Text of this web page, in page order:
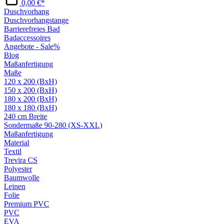
0,00 €*
Duschvorhang
Duschvorhangstange
Barrierefreies Bad
Badaccessoires
Angebote - Sale%
Blog
Maßanfertigung
Maße
120 x 200 (BxH)
150 x 200 (BxH)
180 x 200 (BxH)
180 x 180 (BxH)
240 cm Breite
Sondermaße 90-280 (XS-XXL)
Maßanfertigung
Material
Textil
Trevira CS
Polyester
Baumwolle
Leinen
Folie
Premium PVC
PVC
EVA